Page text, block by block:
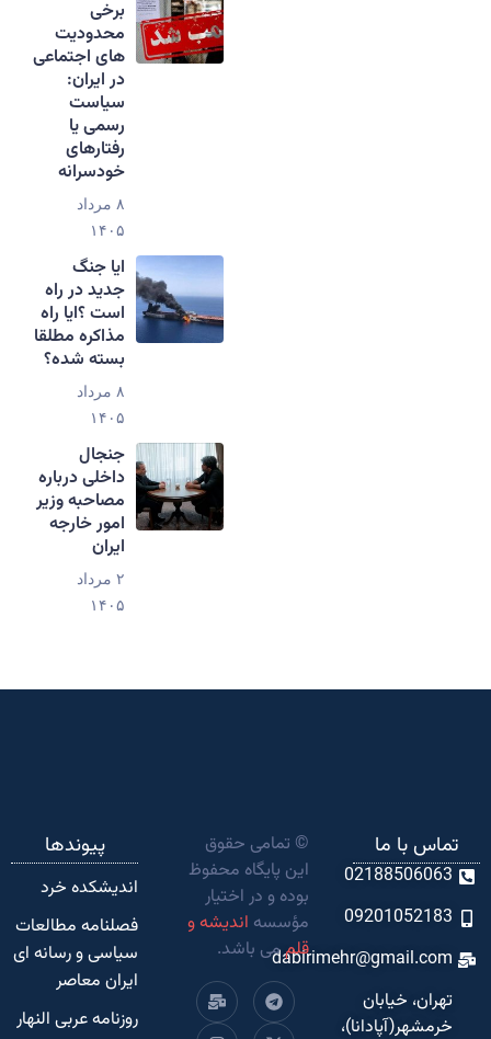
برخی
محدودیت
های اجتماعی
در ایران:
سیاست
رسمی یا
رفتارهای
خودسرانه
۸ مرداد
۱۴۰۵
ایا جنگ
جدید در راه
است ؟ایا راه
مذاکره مطلقا
بسته شده؟
۸ مرداد
۱۴۰۵
جنجال
داخلی درباره
مصاحبه وزیر
امور خارجه
ایران
۲ مرداد
۱۴۰۵
تماس با ما
02188506063
09201052183
dabirimehr@gmail.com
تهران، خیابان
خرمشهر(آپادانا)،
© تمامی حقوق
این پایگاه محفوظ
بوده و در اختیار
مؤسسه اندیشه و
قلممی باشد.
پیوندها
اندیشکده‌ خرد
فصلنامه مطالعات
سیاسی و رسانه ای
ایران معاصر
روزنامه عربی النهار